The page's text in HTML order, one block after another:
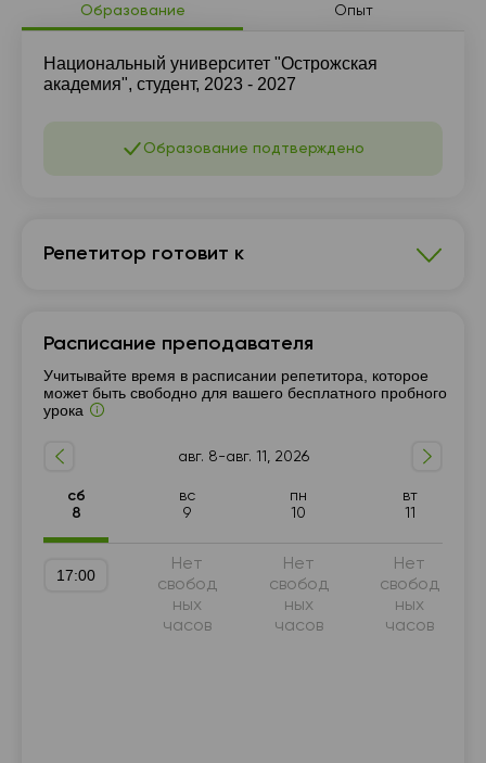
Образование Опыт
Национальный университет "Острожская
академия", студент, 2023 - 2027
Образование подтверждено
Репетитор готовит к
7 - 9-й класс Подготовка к НМТ (ЗНО)
Подготовка к ГИА (9 класс)
Подготовка к олимпиадам
Английский для путешествий
Английский для знакомств
Расписание преподавателя
Учитывайте время в расписании репетитора, которое
может быть свободно для вашего бесплатного пробного
урока
авг. 8-авг. 11, 2026
сб
8
вс
9
пн
10
вт
11
17:00
Нет
свобод
ных
часов
Нет
свобод
ных
часов
Нет
свобод
ных
часов